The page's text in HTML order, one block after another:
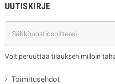
UUTISKIRJE
Voit peruuttaa tilauksen milloin
Toimitusehdot